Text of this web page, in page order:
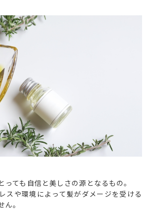
っても自信と美しさの源となるもの。
スや環境によって髪がダメージを受ける
。